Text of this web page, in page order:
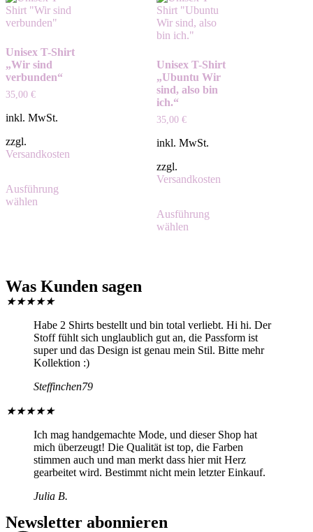
Unisex T-Shirt
„Wir sind
verbunden“
35,00 €
inkl. MwSt.
zzgl.
Versandkosten
Ausführung
wählen
Unisex T-Shirt
„Ubuntu Wir
sind, also bin
ich.“
35,00 €
inkl. MwSt.
zzgl.
Versandkosten
Ausführung
wählen
Was Kunden sagen
★★★★★
Habe 2 Shirts bestellt und bin total verliebt. Hi hi. Der
Stoff fühlt sich unglaublich gut an, die Passform ist
super und das Design ist genau mein Stil. Bitte mehr
Kollektion :)
Steffinchen79
★★★★★
Ich mag handgemachte Mode, und dieser Shop hat
mich überzeugt! Die Qualität ist top, die Farben
stimmen auch und man merkt dass hier mit Herz
gearbeitet wird. Bestimmt nicht mein letzter Einkauf.
Julia B.
Newsletter abonnieren